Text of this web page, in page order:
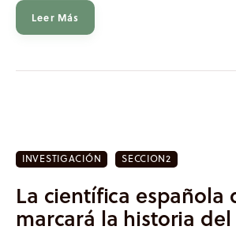
Leer Más
INVESTIGACIÓN SECCION2
La científica española
marcará la historia